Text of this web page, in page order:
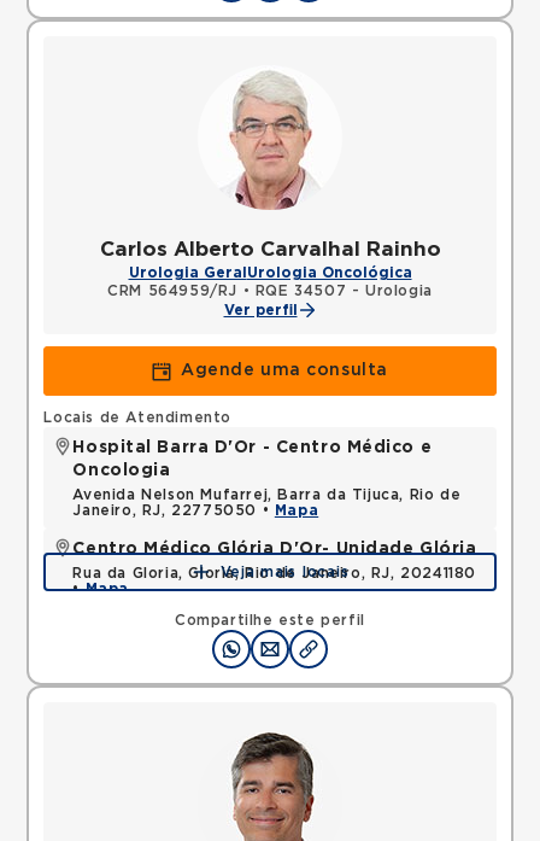
Carlos Alberto Carvalhal Rainho
Urologia Geral Urologia Oncológica
CRM 564959/RJ •
RQE 34507 - Urologia
Ver perfil
Agende uma consulta
Compartilhe este perfil
Locais de Atendimento
Hospital Barra D'Or - Centro Médico e
Oncologia
Avenida Nelson Mufarrej, Barra da Tijuca, Rio de
Janeiro, RJ, 22775050 •
Mapa
Centro Médico Glória D'Or- Unidade Glória
Rua da Gloria, Gloria, Rio de Janeiro, RJ, 20241180
•Mapa
Veja mais locais